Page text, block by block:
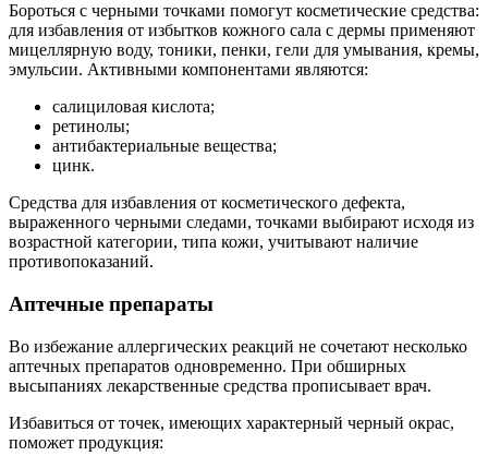
Бороться с черными точками помогут косметические средства:
для избавления от избытков кожного сала с дермы применяют
мицеллярную воду, тоники, пенки, гели для умывания, кремы,
эмульсии. Активными компонентами являются:
салициловая кислота;
ретинолы;
антибактериальные вещества;
цинк.
Средства для избавления от косметического дефекта,
выраженного черными следами, точками выбирают исходя из
возрастной категории, типа кожи, учитывают наличие
противопоказаний.
Аптечные препараты
Во избежание аллергических реакций не сочетают несколько
аптечных препаратов одновременно. При обширных
высыпаниях лекарственные средства прописывает врач.
Избавиться от точек, имеющих характерный черный окрас,
поможет продукция: